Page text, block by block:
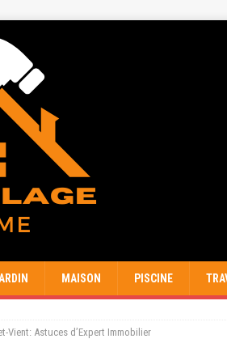
MAISON PISCINE
Vient: Astuces d’Expert Immobilier